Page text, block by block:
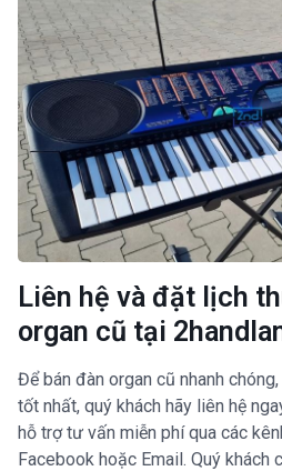
Liên hệ và đặt lịch
organ cũ tại
Để bán đàn organ cũ nhanh
tốt nhất, quý khách hãy liên hệ
hỗ trợ tư vấn miễn phí qua các
Facebook hoặc Email. Quý